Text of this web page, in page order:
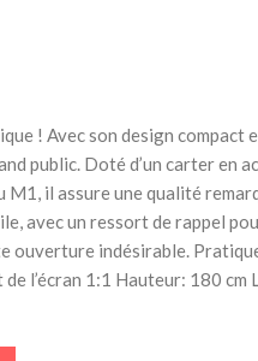
! Avec son design compact
public. Doté d’un carter en
M1, il assure une qualité
avec un ressort de rappel
ouverture indésirable.
l’écran 1:1 Hauteur: 180 cm